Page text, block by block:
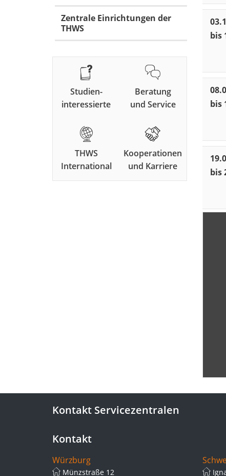
bis
bis
bis
Zentrale Einrichtungen der
THWS
Studien-
interessierte
Beratung
und Service
THWS
International
Kooperationen
und Karriere
Kontakt Servicezentralen
Kontakt
Würzburg
Münzstraße 12